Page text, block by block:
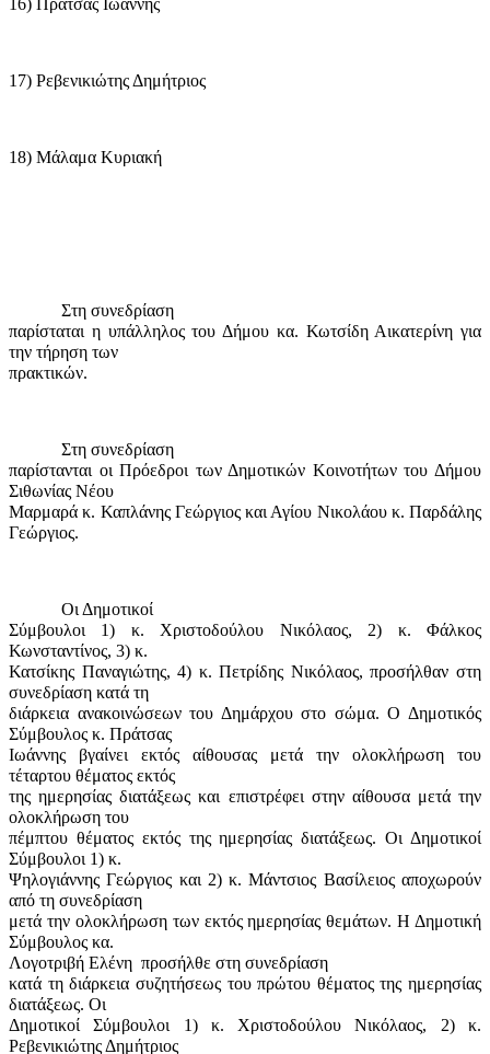
17) Ρεβενικιώτης Δημήτριος
18) Μάλαμα Κυριακή
Στη συνεδρίαση
παρίσταται η υπάλληλος του Δήμου κα. Κωτσίδη Αικατερίνη για
την τήρηση των
πρακτικών.
Στη συνεδρίαση
παρίστανται οι Πρόεδροι των Δημοτικών Κοινοτήτων του Δήμου
Σιθωνίας Νέου
Μαρμαρά κ. Καπλάνης Γεώργιος και Αγίου Νικολάου κ. Παρδάλης
Γεώργιος.
Οι Δημοτικοί
Σύμβουλοι 1) κ. Χριστοδούλου Νικόλαος, 2) κ. Φάλκος
Κωνσταντίνος, 3) κ.
Κατσίκης Παναγιώτης, 4) κ. Πετρίδης Νικόλαος, προσήλθαν στη
συνεδρίαση κατά τη
διάρκεια ανακοινώσεων του Δημάρχου στο σώμα. Ο Δημοτικός
Σύμβουλος κ. Πράτσας
Ιωάννης βγαίνει εκτός αίθουσας μετά την ολοκλήρωση του
τέταρτου θέματος εκτός
της ημερησίας διατάξεως και επιστρέφει στην αίθουσα μετά την
ολοκλήρωση του
πέμπτου θέματος εκτός της ημερησίας διατάξεως. Οι Δημοτικοί
Σύμβουλοι 1) κ.
Ψηλογιάννης Γεώργιος και 2) κ. Μάντσιος Βασίλειος αποχωρούν
από τη συνεδρίαση
μετά την ολοκλήρωση των εκτός ημερησίας θεμάτων. Η Δημοτική
Σύμβουλος κα.
Λογοτριβή Ελένη προσήλθε στη συνεδρίαση
κατά τη διάρκεια συζητήσεως του πρώτου θέματος της ημερησίας
διατάξεως. Οι
Δημοτικοί Σύμβουλοι 1) κ. Χριστοδούλου Νικόλαος, 2) κ.
Ρεβενικιώτης Δημήτριος